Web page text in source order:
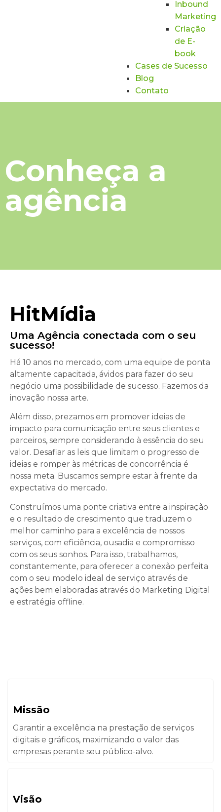
Inbound
Marketing
Criação
de E-
book
Cases de Sucesso
Blog
Contato
Conheça a
agência
HitMídia
Uma Agência conectada com o seu
sucesso!
Há 10 anos no mercado, com uma equipe de ponta
altamente capacitada, ávidos para fazer do seu
negócio uma possibilidade de sucesso. Fazemos da
inovação nossa arte.
Além disso, prezamos em promover ideias de
impacto para comunicação entre seus clientes e
parceiros, sempre considerando à essência do seu
valor. Desafiar as leis que limitam o progresso de
ideias e romper às métricas de concorrência é
nossa meta. Buscamos sempre estar à frente da
expectativa do mercado.
Construímos uma ponte criativa entre a inspiração
e o resultado de crescimento que traduzem o
melhor caminho para a excelência de nossos
serviços, com eficiência, ousadia e compromisso
com os seus sonhos. Para isso, trabalhamos,
constantemente, para oferecer a conexão perfeita
com o seu modelo ideal de serviço através de
ações bem elaboradas através do Marketing Digital
e estratégia offline.
Missão
Garantir a excelência na prestação de serviços
digitais e gráficos, maximizando o valor das
empresas perante seu público-alvo.
Visão